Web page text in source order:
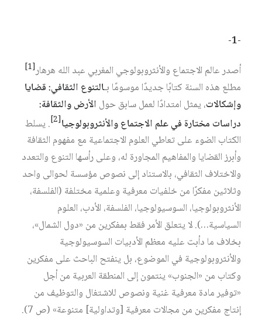
-1-
أصدر عالم الاجتماع والأنثروبولوجي المغربي عبد الله هرهار[1]
مطلع هذه السنة كتابًا جديدًا موسومًا بـالتنوع الثقافي: قضايا
وإشكالات، يمثل امتدادًا لعمل سابق حول الأرض والثقافة:
دراسات مختارة في علم الاجتماع والأنثروبولوجيا[2]
. يسلط
الكتاب الضوء على تعاطي العلوم الاجتماعية مع مفهوم الثقافة
وأبرز القضايا والمفاهيم المجاورة له، وعلى رأسها التنوع والتعدد
والاختلاف الثقافي، بالاستناد إلى نصوص مؤسسة لحوالى واحد
وثلاثين مفكرًا من خلفيات معرفية وعلمية مختلفة (الفلسفة،
الأنثروبولوجيا، السوسيولوجيا، الفلسفة، الأدب، العلوم
السياسية…). لا يتعلق الأمر فقط بمفكرين من «دول الشمال»،
بخلاف ما دأبت عليه معظم الأدبيات السوسيولوجية
والأنثروبولوجية في الموضوع، بل ينفتح الباحث على مفكرين
وكتاب من «الجنوب» ينتمون إلى المنطقة العربية من أجل
«توفير مادة معرفية غنية ونصوص للاشتغال والتوظيف من
إنتاج مفكرين من مجالات معرفية [وتداولية] متنوعة» (ص 7).